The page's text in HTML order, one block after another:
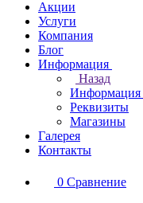
Акции
Услуги
Компания
Блог
Информация
Назад
Информация
Реквизиты
Магазины
Галерея
Контакты
0 Сравнение